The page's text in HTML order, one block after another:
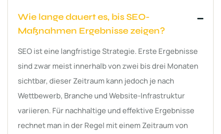
Wie lange dauert es, bis SEO-
Maßnahmen Ergebnisse zeigen?
SEO ist eine langfristige Strategie. Erste Ergebnisse
sind zwar meist innerhalb von zwei bis drei Monaten
sichtbar, dieser Zeitraum kann jedoch je nach
Wettbewerb, Branche und Website-Infrastruktur
variieren. Für nachhaltige und effektive Ergebnisse
rechnet man in der Regel mit einem Zeitraum von